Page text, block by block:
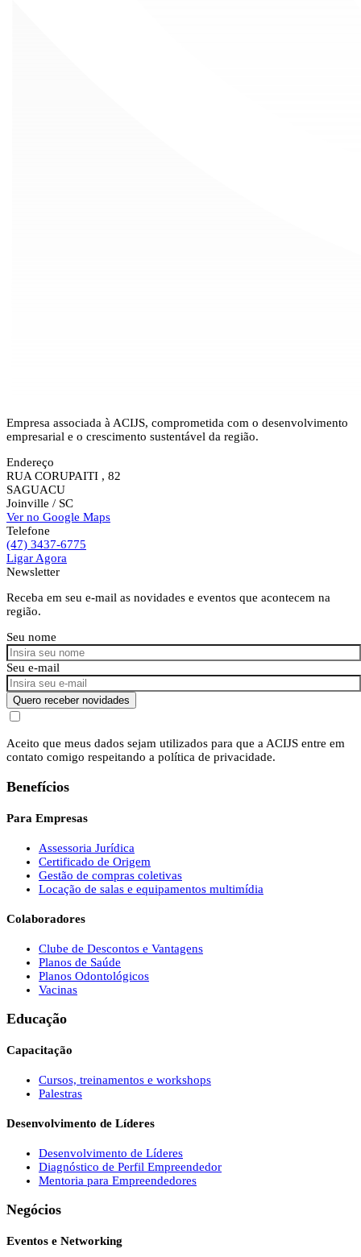
Empresa associada à ACIJS, comprometida com o desenvolvimento
empresarial e o crescimento sustentável da região.
Endereço
RUA CORUPAITI , 82
SAGUACU
Joinville / SC
Ver no Google Maps
Telefone
(47) 3437-6775
Ligar Agora
Newsletter
Receba em seu e-mail as novidades e eventos que acontecem na
região.
Seu nome
Seu e-mail
Quero receber novidades
Aceito que meus dados sejam utilizados para que a ACIJS entre em
contato comigo respeitando a política de privacidade.
Benefícios
Para Empresas
Assessoria Jurídica
Certificado de Origem
Gestão de compras coletivas
Locação de salas e equipamentos multimídia
Colaboradores
Clube de Descontos e Vantagens
Planos de Saúde
Planos Odontológicos
Vacinas
Educação
Capacitação
Cursos, treinamentos e workshops
Palestras
Desenvolvimento de Líderes
Desenvolvimento de Líderes
Diagnóstico de Perfil Empreendedor
Mentoria para Empreendedores
Negócios
Eventos e Networking